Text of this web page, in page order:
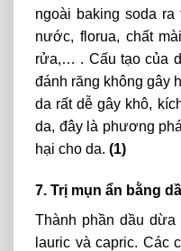
ngoài baking soda
nước, florua, chất
rửa,… . Cấu tạo của
đánh răng không gây
da rất dễ gây khô,
da, đây là phương
hại cho da. (1)
7. Trị mụn ẩn bằng
Thành phần dầu
lauric và capric. Các